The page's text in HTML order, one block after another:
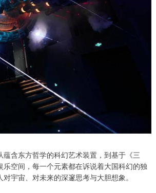
蕴含东方哲学的科幻艺术装置，到基于《三
乐空间，每一个元素都在诉说着大国科幻的独
宇宙、对未来的深邃思考与大胆想象。